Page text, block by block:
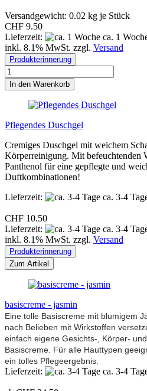
Versandgewicht: 0.02 kg je Stück
CHF 9.50
Lieferzeit:
ca. 1
inkl. 8.1% MwSt. zzgl. Versand
Produkterinnerung
In den Warenkorb
Pflegendes Duschgel
Cremiges Duschgel mit weichem
Körperreinigung. Mit befeuchtenden
Panthenol für eine gepflegte und
Duftkombinationen!
Lieferzeit:
ca. 3-4
CHF 10.50
Lieferzeit:
ca. 3-4
inkl. 8.1% MwSt. zzgl. Versand
Produkterinnerung
Zum Artikel
basiscreme - jasmin
Eine tolle Basiscreme mit blumigem
nach Belieben mit Wirkstoffen
einfach eigene Gesichts-, Körper-
Basiscreme. Für alle Hauttypen
ein tolles Pflegeergebnis.
Lieferzeit: ca. 3-4